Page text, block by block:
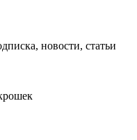
новости, статьи